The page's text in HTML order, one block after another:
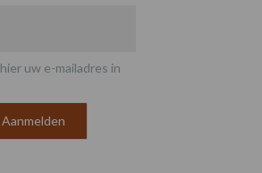
uw e-mailadres in